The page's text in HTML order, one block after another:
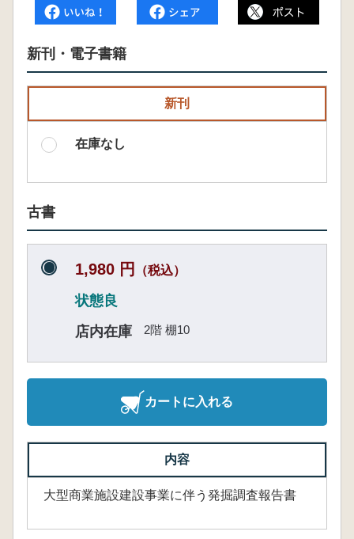
新刊・電子書籍
新刊
在庫なし
古書
1,980 円 （税込）
状態良
店内在庫
2階 棚10
カートに入れる
内容
大型商業施設建設事業に伴う発掘調査報告書